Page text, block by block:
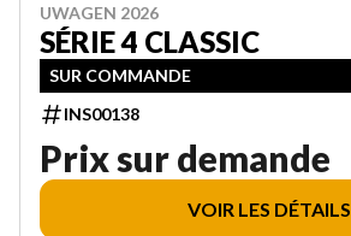
UWAGEN 2026
SÉRIE 4 CLASSIC
SUR COMMANDE
INS00138
Prix sur demande
VOIR LES DÉTAILS